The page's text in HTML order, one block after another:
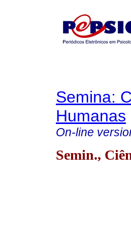
Semina:
Humanas
On-line
Semin.,